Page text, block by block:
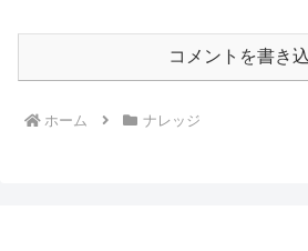
コメントを書き
ホーム ナレッジ